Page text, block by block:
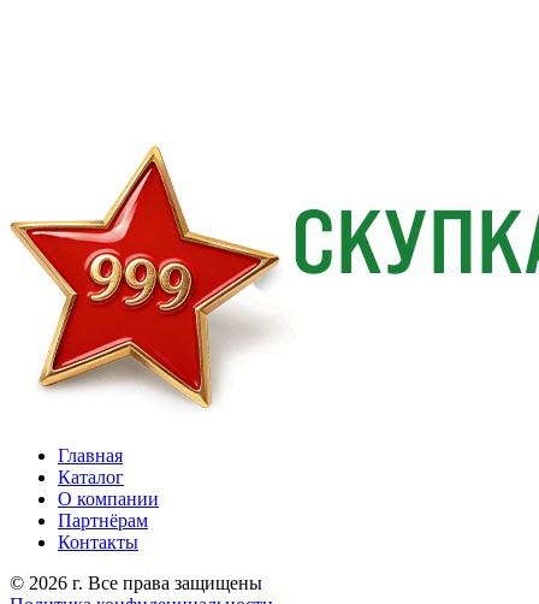
Главная
Каталог
О компании
Партнёрам
Контакты
© 2026 г. Все права защищены